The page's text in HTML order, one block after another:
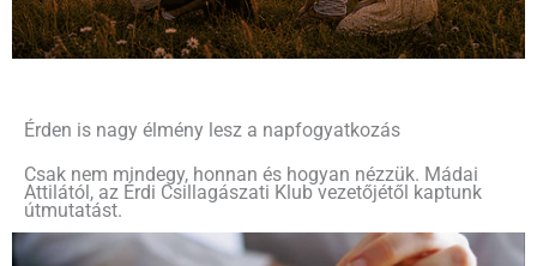
Érden is nagy élmény lesz a napfogyatkozás
Csak nem mindegy, honnan és hogyan nézzük. Mádai
Attilától, az Érdi Csillagászati Klub vezetőjétől kaptunk
útmutatást.